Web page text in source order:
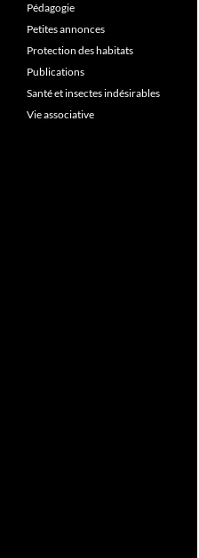
Pédagogie
Petites annonces
Protection des habitats
Publications
Santé et insectes indésirables
Vie associative